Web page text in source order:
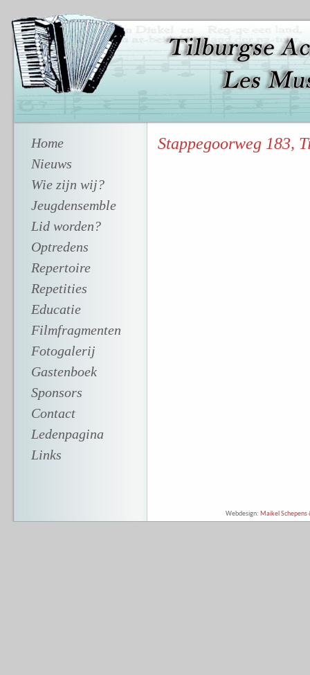
Home
Nieuws
Wie zijn wij?
Jeugdensemble
Lid worden?
Optredens
Repertoire
Repetities
Educatie
Filmfragmenten
Fotogalerij
Gastenboek
Sponsors
Contact
Ledenpagina
Links
Stappegoorweg 183,
Webdesign: Maikel Schepens